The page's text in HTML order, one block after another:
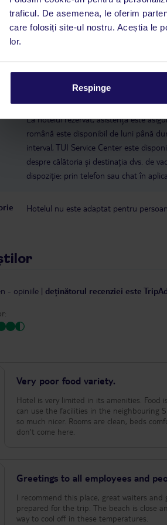
traficul. De asemenea, le oferim
care folosiți site-ul nostru. Aceștia le
lor.
Respinge
ultima renovare parțială în 2025
hotelului Club Sun Heaven, cu excepția
La hotelul rezervat, asistența este
română este disponibil de luni până
interval, TUI Service Center este
despre călătoria și destinația dvs. de
dispoziție: prin telefon sau chat în
Hotelul nu este adaptat pentru
- opiniile | deținătorul recenziei este
Very poor food variety.
Hotel is very limited in its amenities. Food
can use the facilities in the neighbouring
so much nicer. Rooms are clean, beds
don't come here.
Greetings to all employees and
I recommend this place, great waiters
prepared for the trip. The beach is close
way to cool off in these temperatures.